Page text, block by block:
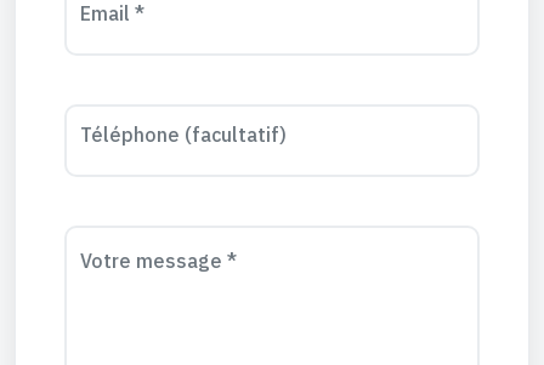
Email *
Téléphone (facultatif)
Votre message *